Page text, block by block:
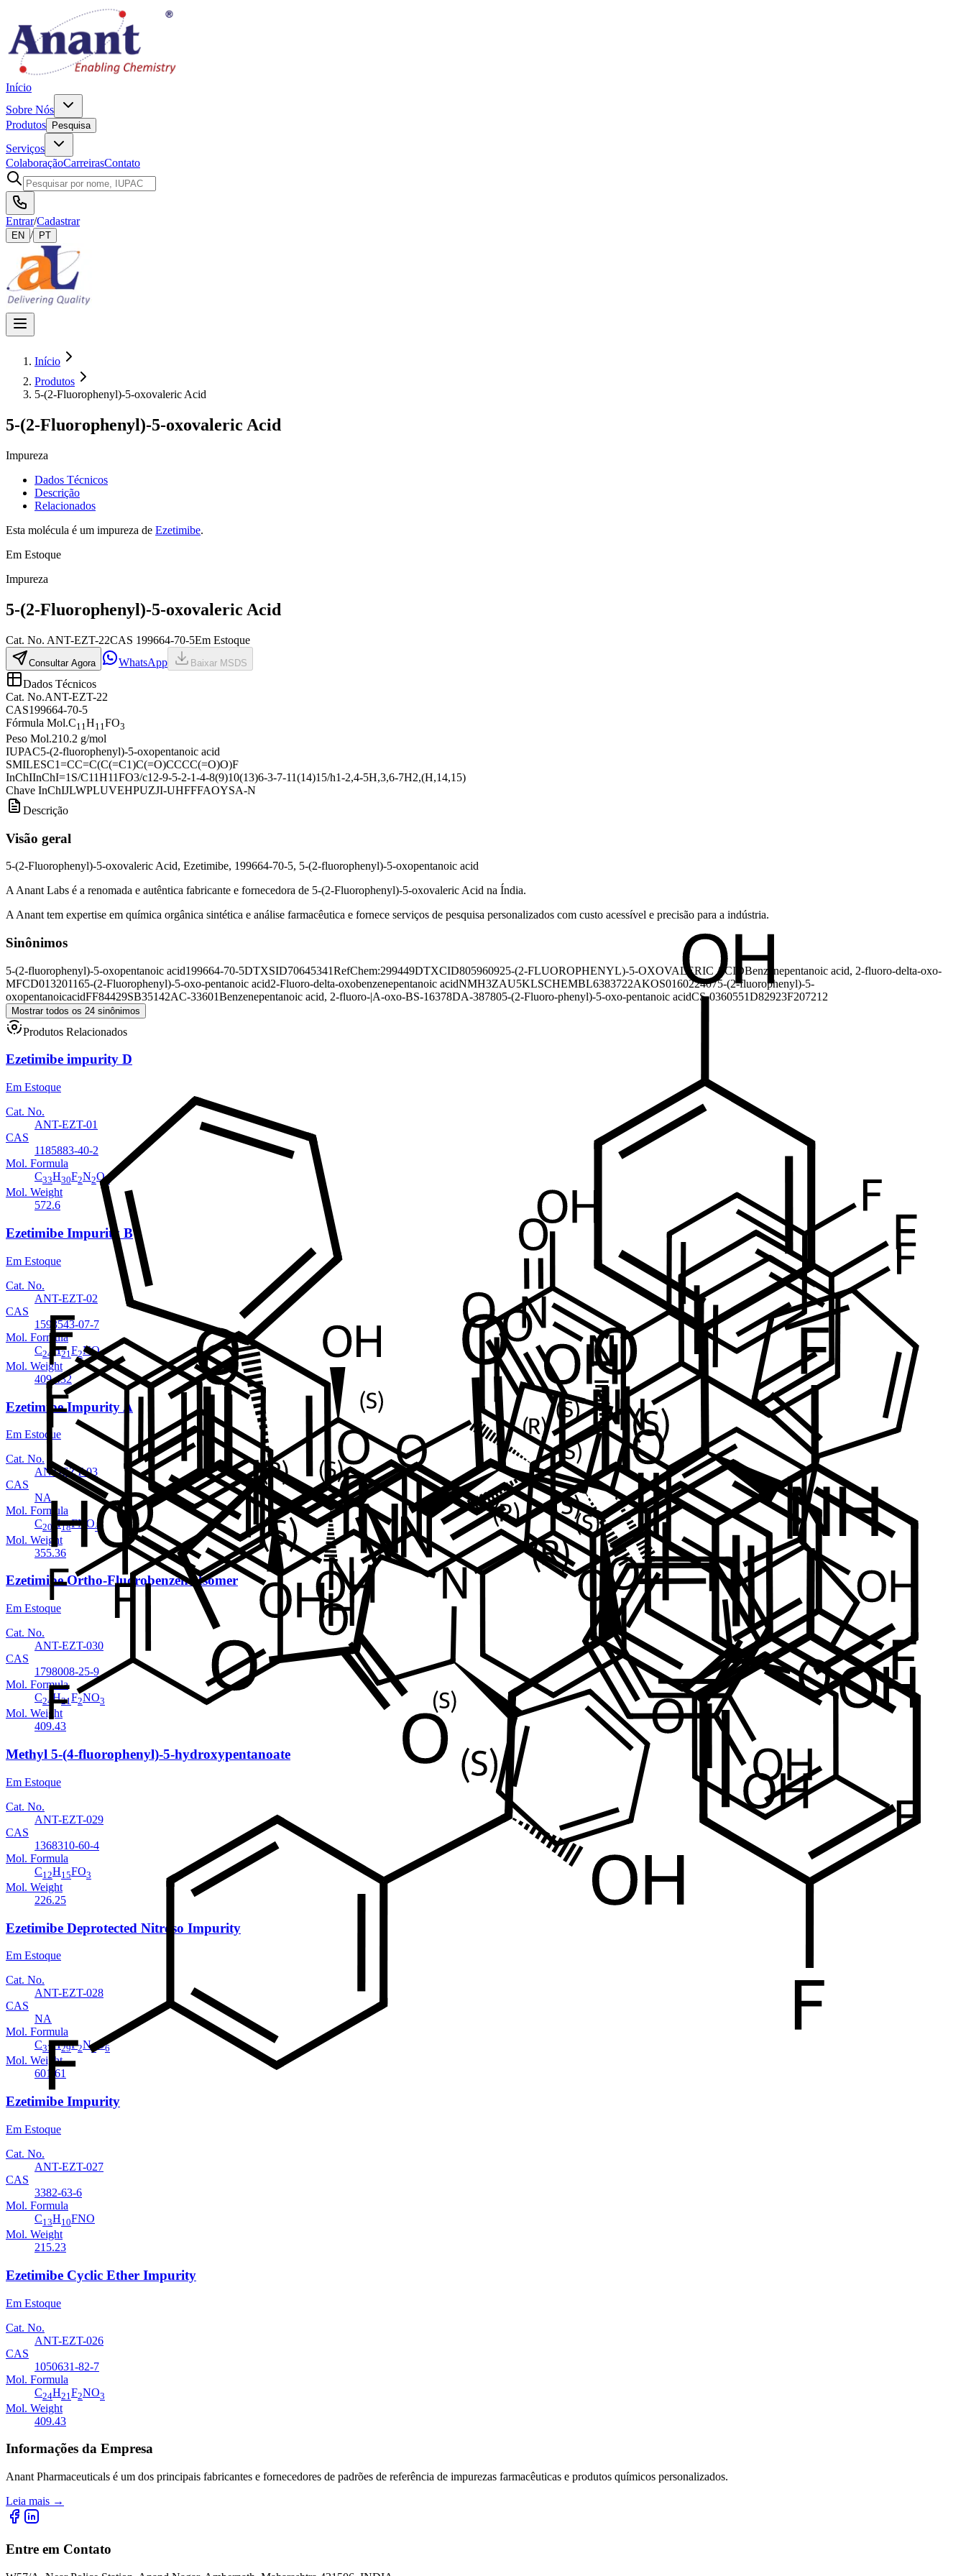
Início
Sobre Nós
Produtos
Pesquisa
Serviços
ColaboraçãoCarreirasContato
Entrar/Cadastrar
EN / PT
Início
Produtos
5-(2-Fluorophenyl)-5-oxovaleric Acid
5-(2-Fluorophenyl)-5-oxovaleric Acid
Impureza
Dados Técnicos
Descrição
Relacionados
Esta molécula é um impureza de Ezetimibe.
Em Estoque
Impureza
5-(2-Fluorophenyl)-5-oxovaleric Acid
Cat. No. ANT-EZT-22CAS 199664-70-5Em Estoque
Consultar Agora WhatsApp Baixar MSDS
Dados Técnicos
Cat. No.ANT-EZT-22
CAS199664-70-5
Fórmula Mol.C11 H11 FO3
Peso Mol.210.2 g/mol
IUPAC5-(2-fluorophenyl)-5-oxopentanoic acid
SMILESC1=CC=C(C(=C1)C(=O)CCCC(=O)O)F
InChIInChI=1S/C11H11FO3/c12-9-5-2-1-4-8(9)10(13)6-3-7-11(14)15/h1-2,4-5H,3,6-7H2,(H,14,15)
Chave InChIJLWPLUVEHPUZJI-UHFFFAOYSA-N
Descrição
Visão geral
5-(2-Fluorophenyl)-5-oxovaleric Acid, Ezetimibe, 199664-70-5, 5-(2-fluorophenyl)-5-oxopentanoic acid
A Anant Labs é a renomada e autêntica fabricante e fornecedora de 5-(2-Fluorophenyl)-5-oxovaleric Acid na Índia.
A Anant tem expertise em química orgânica sintética e análise farmacêutica e fornece serviços de pesquisa personalizados com custo acessível e precisão para a indústria.
Sinônimos
5-(2-fluorophenyl)-5-oxopentanoic acid199664-70-5DTXSID70645341RefChem:299449DTXCID805960925-(2-FLUOROPHENYL)-5-OXOVALERIC ACIDBenzenepentanoic acid, 2-fluoro-delta-oxo-
MFCD013201165-(2-Fluorophenyl)-5-oxo-pentanoic acid2-Fluoro-delta-oxobenzenepentanoic acidNMH3ZAU5KLSCHEMBL6383722AKOS0160224075-(2-fluorophenyl)-5-
oxopentanoicacidFF84429SB35142AC-33601Benzenepentanoic acid, 2-fluoro-|A-oxo-BS-16378DA-387805-(2-Fluoro-phenyl)-5-oxo-pentanoic acidCS-0360551D82923F207212
Mostrar todos os 24 sinônimos
Produtos Relacionados
Ezetimibe impurity D
Em Estoque
Cat. No.
ANT-EZT-01
CAS
1185883-40-2
Mol. Formula
C33H30F2N2O5
Mol. Weight
572.6
Ezetimibe Impurity B
Em Estoque
Cat. No.
ANT-EZT-02
CAS
1593543-07-7
Mol. Formula
C24 H21 F2NO3
Mol. Weight
409.432
Ezetimibe Impurity A
Em Estoque
Cat. No.
ANT-EZT-03
CAS
NA
Mol. Formula
C20 H18FNO4
Mol. Weight
355.36
Ezetimibe Ortho-Fluorobenzene Isomer
Em Estoque
Cat. No.
ANT-EZT-030
CAS
1798008-25-9
Mol. Formula
C24 H21F2NO3
Mol. Weight
409.43
Methyl 5-(4-fluorophenyl)-5-hydroxypentanoate
Em Estoque
Cat. No.
ANT-EZT-029
CAS
1368310-60-4
Mol. Formula
C12H15FO3
Mol. Weight
226.25
Ezetimibe Deprotected Nitroso Impurity
Em Estoque
Cat. No.
ANT-EZT-028
CAS
NA
Mol. Formula
C33 H29F2N 3O6
Mol. Weight
601.61
Ezetimibe Impurity
Em Estoque
Cat. No.
ANT-EZT-027
CAS
3382-63-6
Mol. Formula
C13H10FNO
Mol. Weight
215.23
Ezetimibe Cyclic Ether Impurity
Em Estoque
Cat. No.
ANT-EZT-026
CAS
1050631-82-7
Mol. Formula
C24H21 F2NO3
Mol. Weight
409.43
Informações da Empresa
Anant Pharmaceuticals é um dos principais fabricantes e fornecedores de padrões de referência de impurezas farmacêuticas e produtos químicos personalizados.
Leia mais →
Entre em Contato